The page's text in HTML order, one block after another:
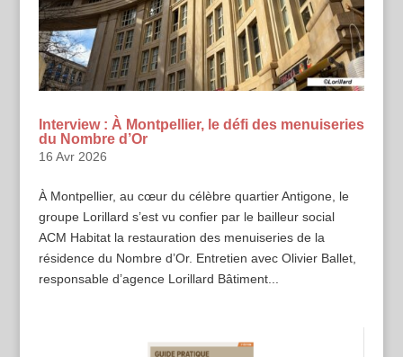
Interview : À Montpellier, le défi des menuiseries
du Nombre d’Or
16 Avr 2026
À Montpellier, au cœur du célèbre quartier Antigone, le
groupe Lorillard s’est vu confier par le bailleur social
ACM Habitat la restauration des menuiseries de la
résidence du Nombre d’Or. Entretien avec Olivier Ballet,
responsable d’agence Lorillard Bâtiment...